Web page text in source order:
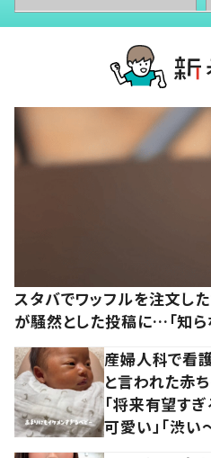
スタバでワッフルを注文し
が騒然とした投稿に…「知ら
産婦人科で看
と言われた赤
「将来有望すぎ
可愛い」「渋い